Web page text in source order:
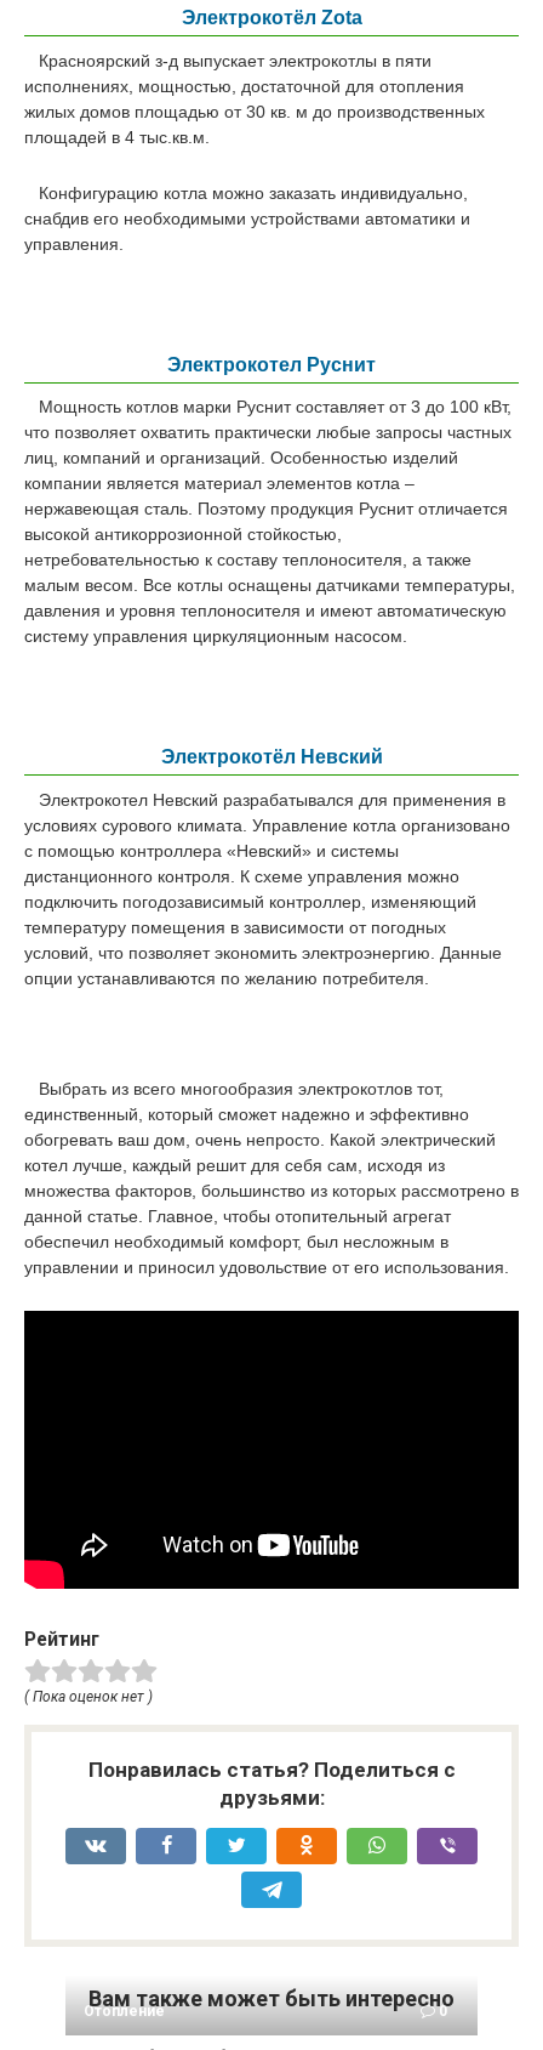
Электрокотёл Zota
Красноярский з-д выпускает электрокотлы в пяти
исполнениях, мощностью, достаточной для отопления
жилых домов площадью от 30 кв. м до производственных
площадей в 4 тыс.кв.м.
Конфигурацию котла можно заказать индивидуально,
снабдив его необходимыми устройствами автоматики и
управления.
Электрокотел Руснит
Мощность котлов марки Руснит составляет от 3 до 100 кВт,
что позволяет охватить практически любые запросы частных
лиц, компаний и организаций. Особенностью изделий
компании является материал элементов котла –
нержавеющая сталь. Поэтому продукция Руснит отличается
высокой антикоррозионной стойкостью,
нетребовательностью к составу теплоносителя, а также
малым весом. Все котлы оснащены датчиками температуры,
давления и уровня теплоносителя и имеют автоматическую
систему управления циркуляционным насосом.
Электрокотёл Невский
Электрокотел Невский разрабатывался для применения в
условиях сурового климата. Управление котла организовано
с помощью контроллера «Невский» и системы
дистанционного контроля. К схеме управления можно
подключить погодозависимый контроллер, изменяющий
температуру помещения в зависимости от погодных
условий, что позволяет экономить электроэнергию. Данные
опции устанавливаются по желанию потребителя.
Выбрать из всего многообразия электрокотлов тот,
единственный, который сможет надежно и эффективно
обогревать ваш дом, очень непросто. Какой электрический
котел лучше, каждый решит для себя сам, исходя из
множества факторов, большинство из которых рассмотрено в
данной статье. Главное, чтобы отопительный агрегат
обеспечил необходимый комфорт, был несложным в
управлении и приносил удовольствие от его использования.
Рейтинг
( Пока оценок нет )
Понравилась статья? Поделиться с
друзьями:
Вам также может быть интересно
Отопление 0